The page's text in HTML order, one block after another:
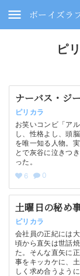
ボーイズラ
ピ
ナーバス・ジ
ピリカラ
お笑いコンビ「ア
し、性格よし、頭
を唯一知る人物。
とで灰谷に泣きつ
った。
6
0
土曜日の秘め
ピリカラ
会社員の正紀には
頃から直矢は世話
た。そんな直矢に
事をキッカケに、
しく求め合うように